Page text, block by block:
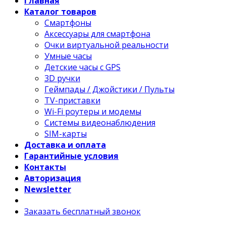
Каталог товаров
Смартфоны
Аксессуары для смартфона
Очки виртуальной реальности
Умные часы
Детские часы с GPS
3D ручки
Геймпады / Джойстики / Пульты
TV-приставки
Wi-Fi роутеры и модемы
Системы видеонаблюдения
SIM-карты
Доставка и оплата
Гарантийные условия
Контакты
Авторизация
Newsletter
Заказать бесплатный звонок